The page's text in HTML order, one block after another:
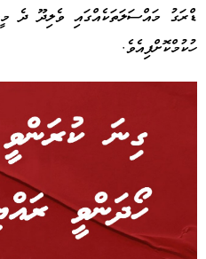
ޑްރަގު މައްސަލަތަކެއްގައި ވެލިދޫ ދެ
ހުކުމްކޮށްފިއެވެ.